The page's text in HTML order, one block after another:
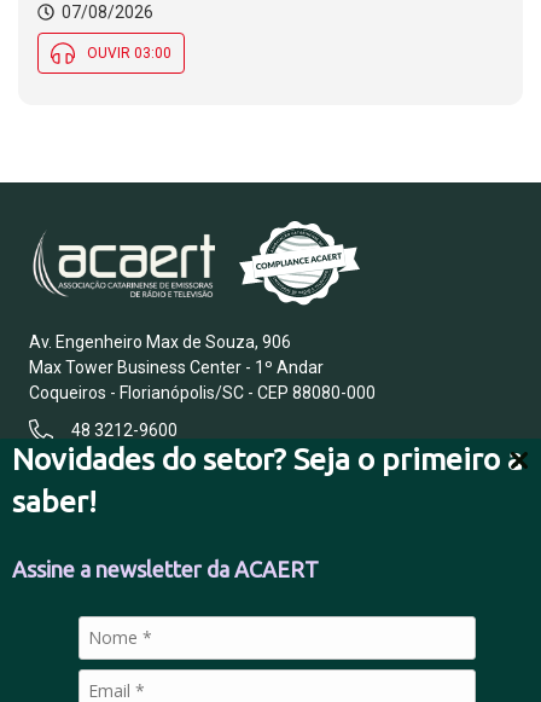
Novidades do setor? Seja o primeiro a
saber!
Assine a newsletter da ACAERT
07/08/2026
OUVIR 03:00
Av. Engenheiro Max de Souza, 906
Max Tower Business Center - 1º Andar
Coqueiros - Florianópolis/SC - CEP 88080-000
48 3212-9600
FALE CONOSCO
POLÍTICA DE PRIVACIDADE